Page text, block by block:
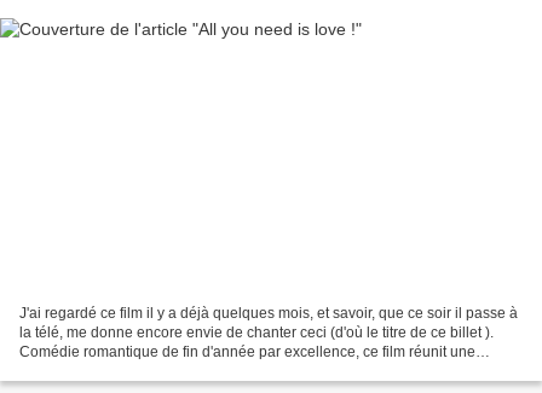
J'ai regardé ce film il y a déjà quelques mois, et savoir, que ce soir il passe à
la télé, me donne encore envie de chanter ceci (d'où le titre de ce billet ).
Comédie romantique de fin d'année par excellence, ce film réunit une